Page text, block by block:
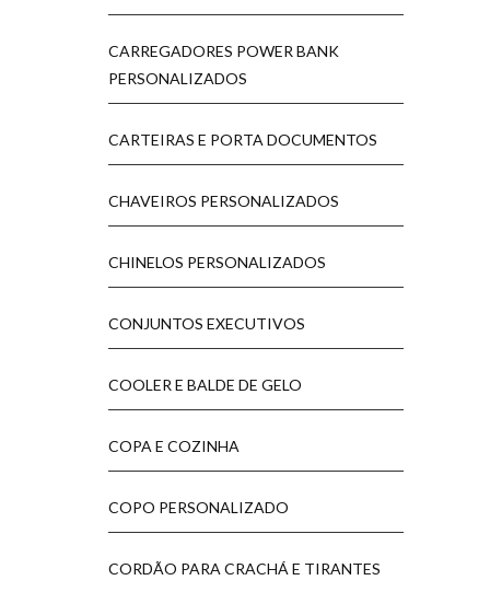
CARREGADORES POWER BANK
PERSONALIZADOS
CARTEIRAS E PORTA DOCUMENTOS
CHAVEIROS PERSONALIZADOS
CHINELOS PERSONALIZADOS
CONJUNTOS EXECUTIVOS
COOLER E BALDE DE GELO
COPA E COZINHA
COPO PERSONALIZADO
CORDÃO PARA CRACHÁ E TIRANTES